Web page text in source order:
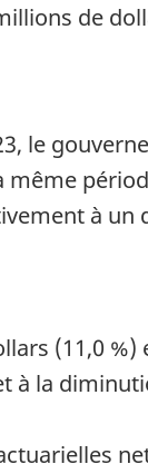
de
le
à
(11,0
à la